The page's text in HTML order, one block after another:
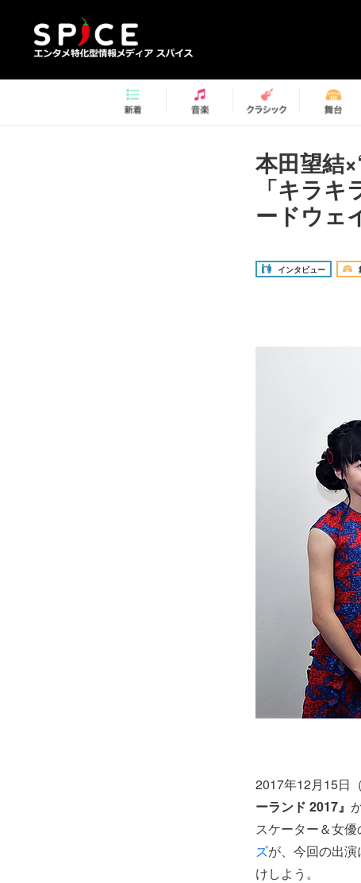
本田望結
「キラ
ードウェ
インタビュー
2017年12月15日
ーランド 2017』
スケーター＆女
ズが、今回の出
けしよう。